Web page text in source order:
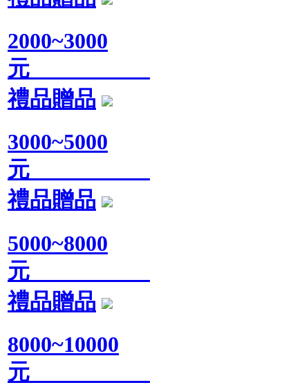
2000~3000
元
禮品贈品
3000~5000
元
禮品贈品
5000~8000
元
禮品贈品
8000~10000
元